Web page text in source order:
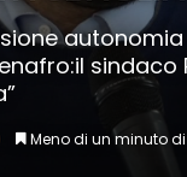
autonomia
sindaco
Meno di un minuto